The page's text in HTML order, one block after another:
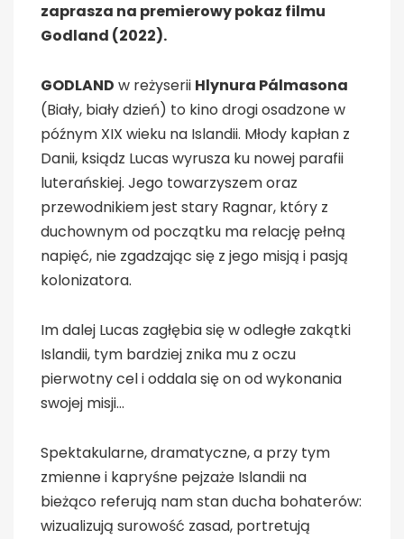
zaprasza na premierowy pokaz filmu
Godland (2022).
GODLAND w reżyserii Hlynura Pálmasona
(Biały, biały dzień) to kino drogi osadzone w
późnym XIX wieku na Islandii. Młody kapłan z
Danii, ksiądz Lucas wyrusza ku nowej parafii
luterańskiej. Jego towarzyszem oraz
przewodnikiem jest stary Ragnar, który z
duchownym od początku ma relację pełną
napięć, nie zgadzając się z jego misją i pasją
kolonizatora.
Im dalej Lucas zagłębia się w odległe zakątki
Islandii, tym bardziej znika mu z oczu
pierwotny cel i oddala się on od wykonania
swojej misji…
Spektakularne, dramatyczne, a przy tym
zmienne i kapryśne pejzaże Islandii na
bieżąco referują nam stan ducha bohaterów:
wizualizują surowość zasad, portretują